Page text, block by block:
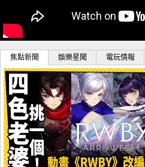
焦點新聞 娛樂星聞 電玩情報